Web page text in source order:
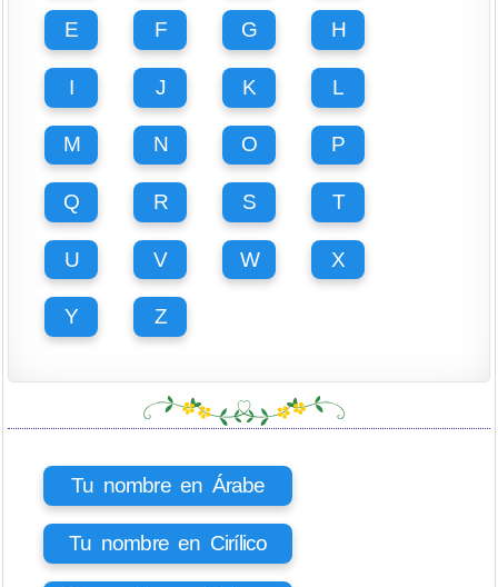
E F G H
I J K L
M N O P
Q R S T
U V W X
Y Z
Tu nombre en Árabe
Tu nombre en Cirílico